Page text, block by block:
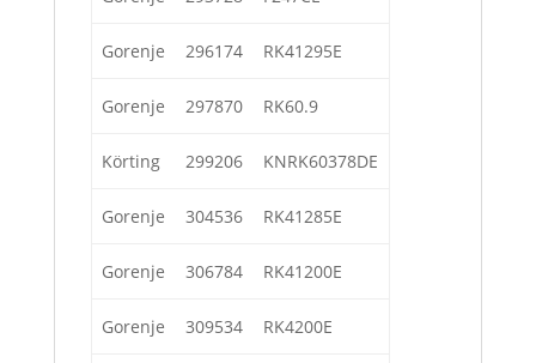
Gorenje 296174 RK41295E
Gorenje 297870 RK60.9
Körting 299206 KNRK60378DE
Gorenje 304536 RK41285E
Gorenje 306784 RK41200E
Gorenje 309534 RK4200E